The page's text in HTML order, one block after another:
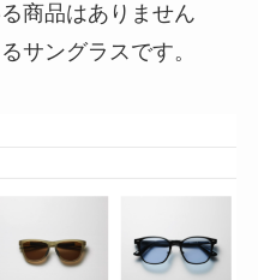
商品はありません
サングラスです。